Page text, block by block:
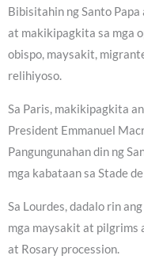
Bibisitahin ng Santo
at makikipagkita sa mga
obispo, maysakit,
relihiyoso.
Sa Paris, makikipagkita
President Emmanuel
Pangungunahan din ng
mga kabataan sa Stade
Sa Lourdes, dadalo rin
mga maysakit at pilgrims
at Rosary procession.